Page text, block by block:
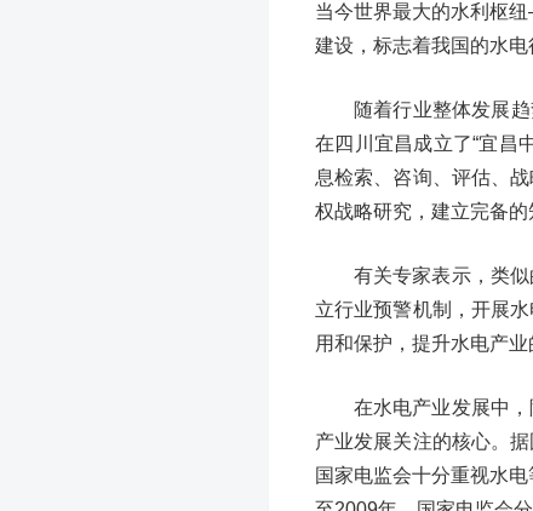
当今世界最大的水利枢
建设，标志着我国的水电
随着行业整体发展
在四川宜昌成立了“宜昌
息检索、咨询、评估、
权战略研究，建立完备的
有关专家表示，类
立行业预警机制，开展
用和保护，提升水电产
在水电产业发展中
产业发展关注的核心。
国家电监会十分重视水